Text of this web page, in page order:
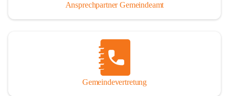
Ansprechpartner Gemeindeamt
Gemeindevertretung